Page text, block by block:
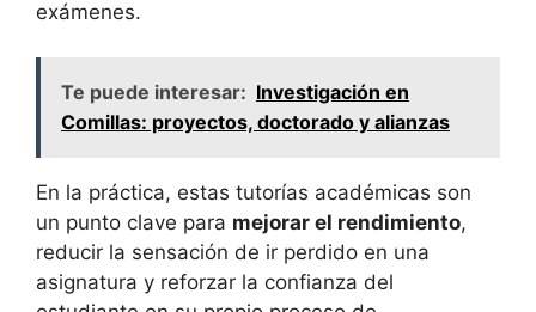
exámenes.
Te puede interesar: Investigación en
Comillas: proyectos, doctorado y alianzas
En la práctica, estas tutorías académicas son
un punto clave para mejorar el rendimiento,
reducir la sensación de ir perdido en una
asignatura y reforzar la confianza del